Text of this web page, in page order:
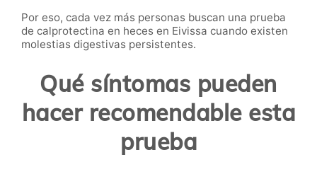
Por eso, cada vez más personas buscan una prueba
de calprotectina en heces en Eivissa cuando existen
molestias digestivas persistentes.
Qué síntomas pueden
hacer recomendable esta
prueba